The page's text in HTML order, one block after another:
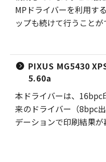
MPドライバーを利用す
ップも続けて行うことが
PIXUS MG5430
5.60a
本ドライバーは、16bpc
来のドライバー（8bpc
デーションで印刷結果が